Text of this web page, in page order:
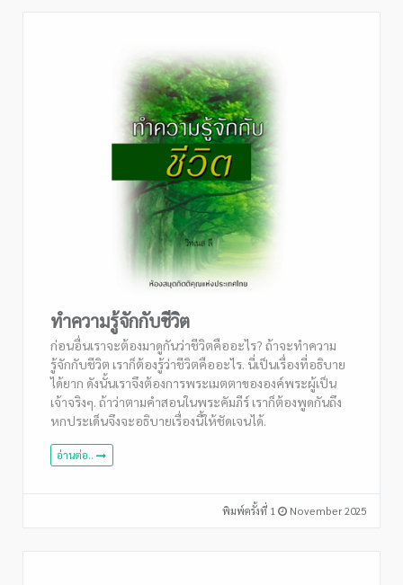
ทำความรู้จักกับชีวิต
ก่อนอื่นเราจะต้องมาดูกันว่าชีวิตคืออะไร? ถ้าจะทำความ
รู้จักกับชีวิต เราก็ต้องรู้ว่าชีวิตคืออะไร. นี่เป็นเรื่องที่อธิบาย
ได้ยาก ดังนั้นเราจึงต้องการพระเมตตาขององค์พระผู้เป็น
เจ้าจริงๆ. ถ้าว่าตามคำสอนในพระคัมภีร์ เราก็ต้องพูดกันถึง
หกประเด็นจึงจะอธิบายเรื่องนี้ให้ชัดเจนได้.
อ่านต่อ..
พิมพ์ครั้งที่ 1 November 2025